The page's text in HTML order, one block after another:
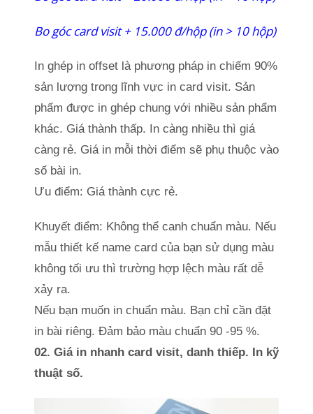
Bo góc card visit + 15.000 đ/hộp (in > 10 hộp)
In ghép in offset là phương pháp in chiếm 90%
sản lượng trong lĩnh vực in card visit. Sản
phẩm được in ghép chung với nhiều sản phẩm
khác. Giá thành thấp. In càng nhiều thì giá
càng rẻ. Giá in mỗi thời điểm sẽ phụ thuộc vào
số bài in.
Ưu điểm: Giá thành cực rẻ.
Khuyết điểm: Không thể canh chuẩn màu. Nếu
mẫu thiết kế name card của bạn sử dụng màu
không tối ưu thì trường hợp lệch màu rất dễ
xảy ra.
Nếu bạn muốn in chuẩn màu. Bạn chỉ cần đặt
in bài riêng. Đảm bảo màu chuẩn 90 -95 %.
02. Giá in nhanh card visit, danh thiếp. In kỹ
thuật số.